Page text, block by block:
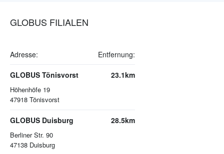
GLOBUS FILIALEN
Adresse: Entfernung:
GLOBUS Tönisvorst
Höhenhöfe 19
47918 Tönisvorst
23.1km
GLOBUS Duisburg
Berliner Str. 90
47138 Duisburg
28.5km